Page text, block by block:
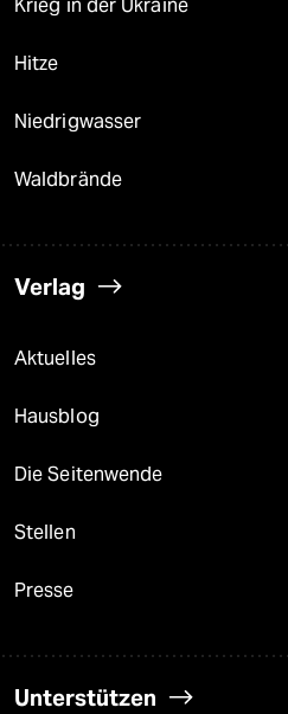
Krieg in der Ukraine
Hitze
Niedrigwasser
Waldbrände
Verlag
Aktuelles
Hausblog
Die Seitenwende
Stellen
Presse
Unterstützen